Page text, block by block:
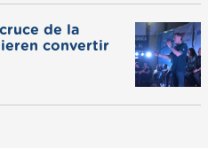
de la
convertir